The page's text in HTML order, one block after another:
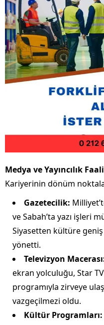
Medya ve Yayıncılık
Kariyerinin dönüm
Gazetecilik:
ve Sabah’ta yazı işleri
Siyasetten kültüre
yönetti.
Televizyon
ekran yolculuğu, Star
programıyla zirveye
vazgeçilmezi oldu.
Kültür Programları: